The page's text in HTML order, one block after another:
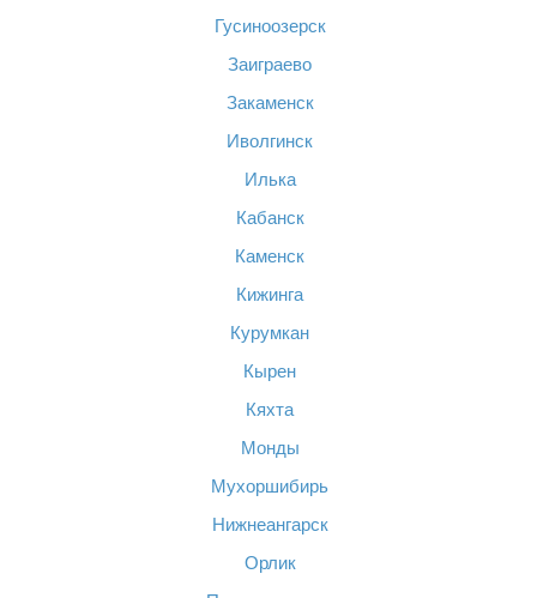
Гусиноозерск
Заиграево
Закаменск
Иволгинск
Илька
Кабанск
Каменск
Кижинга
Курумкан
Кырен
Кяхта
Монды
Мухоршибирь
Нижнеангарск
Орлик